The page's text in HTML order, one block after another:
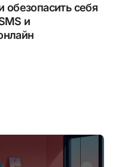
обезопасить себя
и